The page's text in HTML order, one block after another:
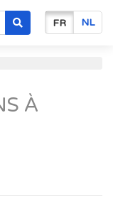
FR NL
À